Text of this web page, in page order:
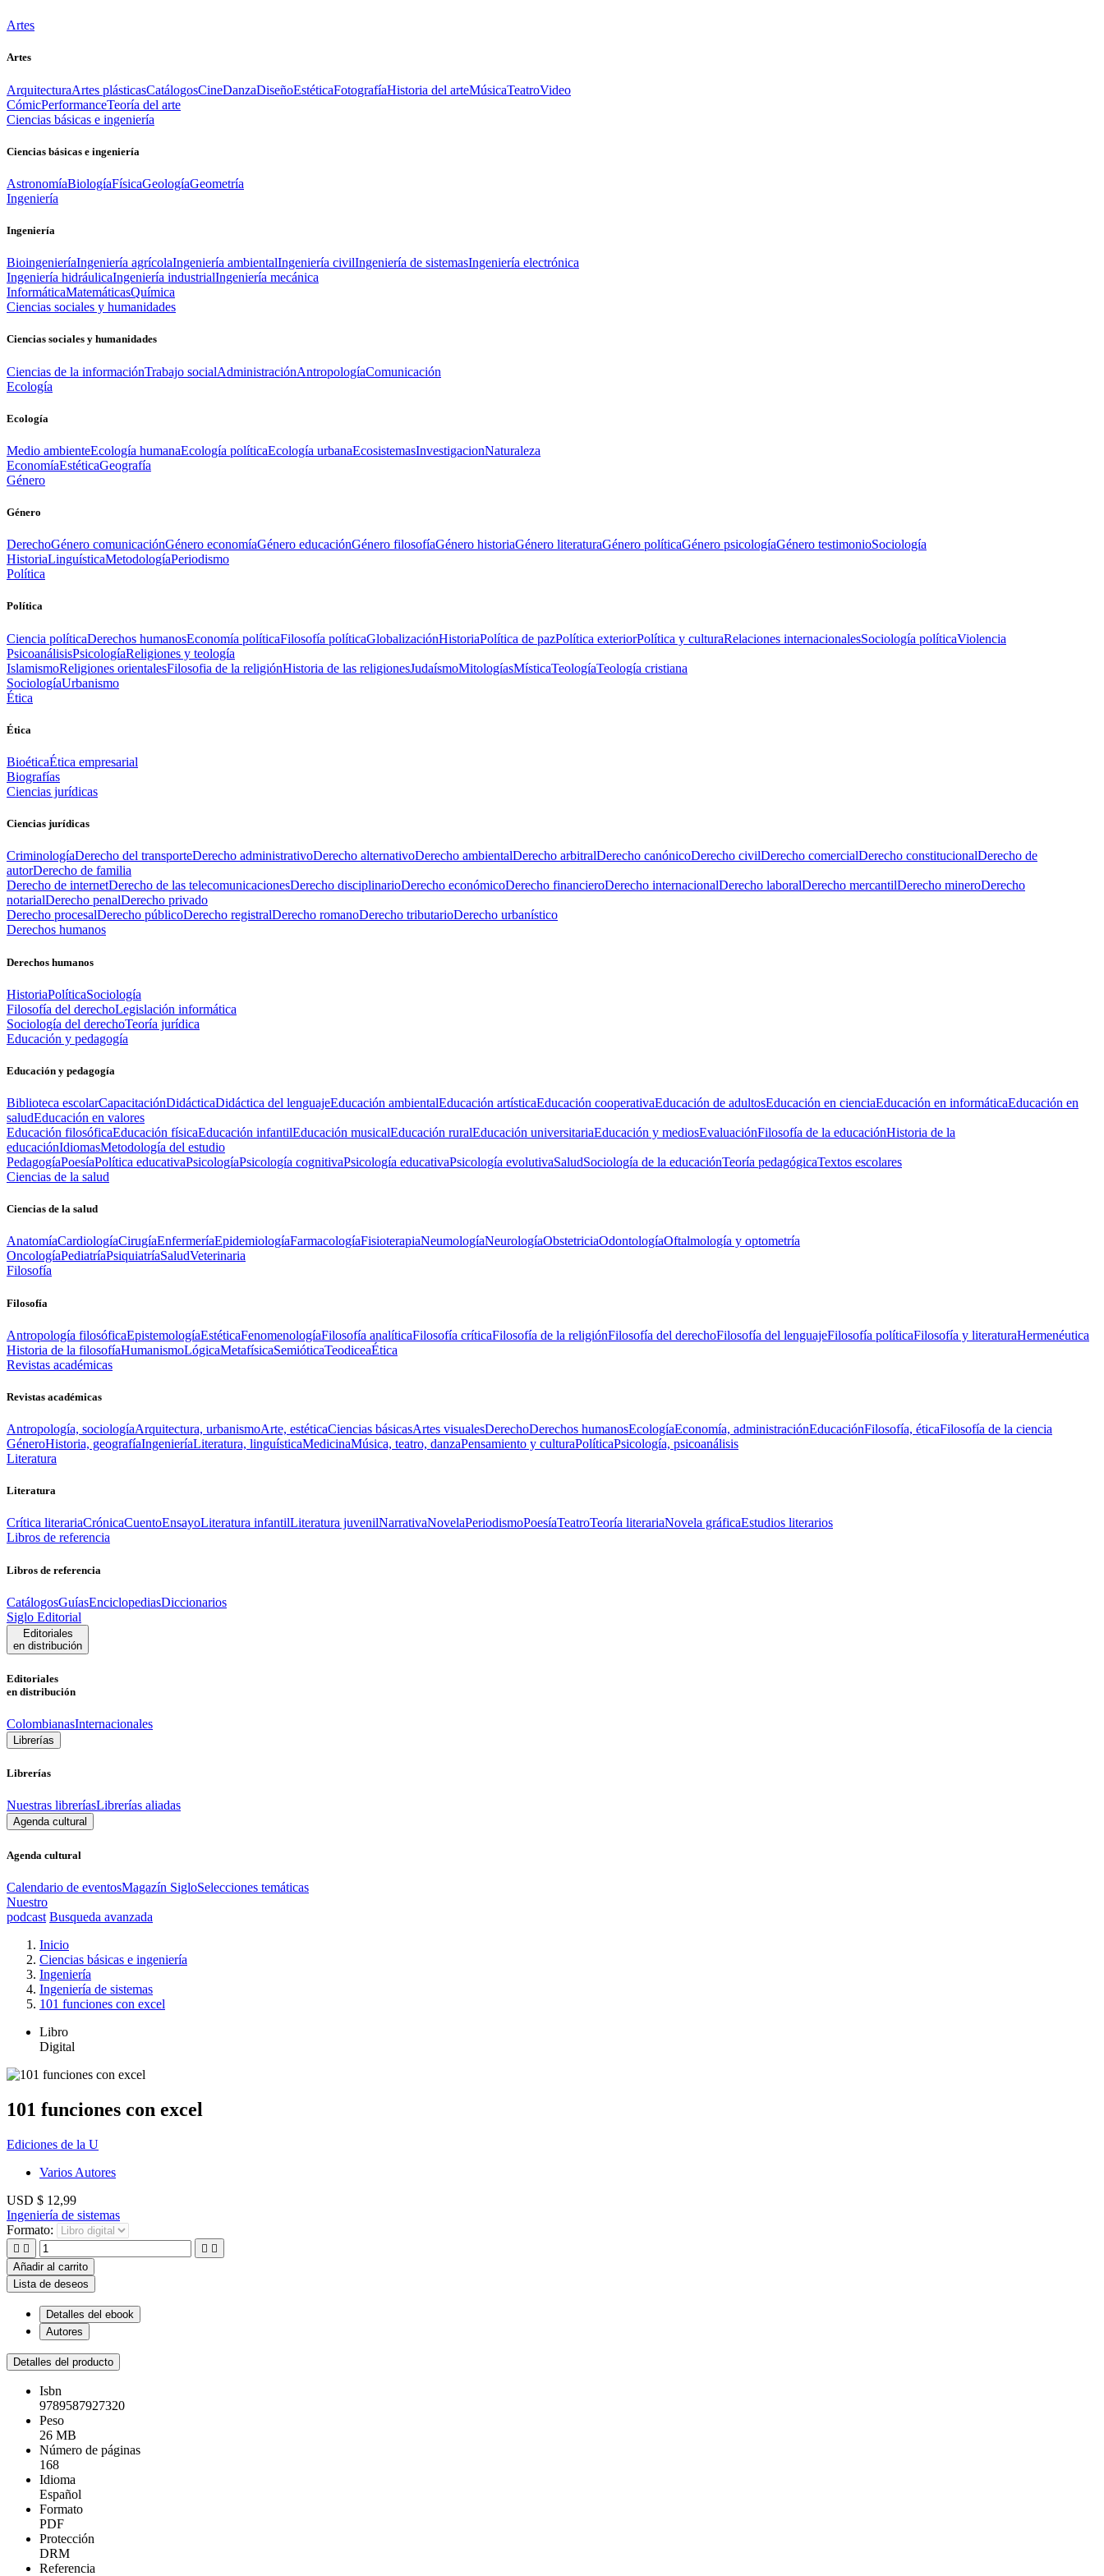
Artes
Artes
ArquitecturaArtes plásticasCatálogosCineDanzaDiseñoEstéticaFotografíaHistoria del arteMúsicaTeatroVideo
CómicPerformanceTeoría del arte
Ciencias básicas e ingeniería
Ciencias básicas e ingeniería
AstronomíaBiologíaFísicaGeologíaGeometría
Ingeniería
Ingeniería
BioingenieríaIngeniería agrícolaIngeniería ambientalIngeniería civilIngeniería de sistemasIngeniería electrónica
Ingeniería hidráulicaIngeniería industrialIngeniería mecánica
InformáticaMatemáticasQuímica
Ciencias sociales y humanidades
Ciencias sociales y humanidades
Ciencias de la informaciónTrabajo socialAdministraciónAntropologíaComunicación
Ecología
Ecología
Medio ambienteEcología humanaEcología políticaEcología urbanaEcosistemasInvestigacionNaturaleza
EconomíaEstéticaGeografía
Género
Género
DerechoGénero comunicaciónGénero economíaGénero educaciónGénero filosofíaGénero historiaGénero literaturaGénero políticaGénero psicologíaGénero testimonioSociología
HistoriaLinguísticaMetodologíaPeriodismo
Política
Política
Ciencia políticaDerechos humanosEconomía políticaFilosofía políticaGlobalizaciónHistoriaPolítica de pazPolítica exteriorPolítica y culturaRelaciones internacionalesSociología políticaViolencia
PsicoanálisisPsicologíaReligiones y teología
IslamismoReligiones orientalesFilosofia de la religiónHistoria de las religionesJudaísmoMitologíasMísticaTeologíaTeología cristiana
SociologíaUrbanismo
Ética
Ética
BioéticaÉtica empresarial
Biografías
Ciencias jurídicas
Ciencias jurídicas
CriminologíaDerecho del transporteDerecho administrativoDerecho alternativoDerecho ambientalDerecho arbitralDerecho canónicoDerecho civilDerecho comercialDerecho constitucionalDerecho de
autorDerecho de familia
Derecho de internetDerecho de las telecomunicacionesDerecho disciplinarioDerecho económicoDerecho financieroDerecho internacionalDerecho laboralDerecho mercantilDerecho mineroDerecho
notarialDerecho penalDerecho privado
Derecho procesalDerecho públicoDerecho registralDerecho romanoDerecho tributarioDerecho urbanístico
Derechos humanos
Derechos humanos
HistoriaPolíticaSociología
Filosofía del derechoLegislación informática
Sociología del derechoTeoría jurídica
Educación y pedagogía
Educación y pedagogía
Biblioteca escolarCapacitaciónDidácticaDidáctica del lenguajeEducación ambientalEducación artísticaEducación cooperativaEducación de adultosEducación en cienciaEducación en informáticaEducación en
saludEducación en valores
Educación filosóficaEducación físicaEducación infantilEducación musicalEducación ruralEducación universitariaEducación y mediosEvaluaciónFilosofía de la educaciónHistoria de la
educaciónIdiomasMetodología del estudio
PedagogíaPoesíaPolítica educativaPsicologíaPsicología cognitivaPsicología educativaPsicología evolutivaSaludSociología de la educaciónTeoría pedagógicaTextos escolares
Ciencias de la salud
Ciencias de la salud
AnatomíaCardiologíaCirugíaEnfermeríaEpidemiologíaFarmacologíaFisioterapiaNeumologíaNeurologíaObstetriciaOdontologíaOftalmología y optometría
OncologíaPediatríaPsiquiatríaSaludVeterinaria
Filosofía
Filosofía
Antropología filosóficaEpistemologíaEstéticaFenomenologíaFilosofía analíticaFilosofía críticaFilosofía de la religiónFilosofía del derechoFilosofía del lenguajeFilosofía políticaFilosofía y literaturaHermenéutica
Historia de la filosofíaHumanismoLógicaMetafísicaSemióticaTeodiceaÉtica
Revistas académicas
Revistas académicas
Antropología, sociologíaArquitectura, urbanismoArte, estéticaCiencias básicasArtes visualesDerechoDerechos humanosEcologíaEconomía, administraciónEducaciónFilosofía, éticaFilosofía de la ciencia
GéneroHistoria, geografíaIngenieríaLiteratura, linguísticaMedicinaMúsica, teatro, danzaPensamiento y culturaPolíticaPsicología, psicoanálisis
Literatura
Literatura
Crítica literariaCrónicaCuentoEnsayoLiteratura infantilLiteratura juvenilNarrativaNovelaPeriodismoPoesíaTeatroTeoría literariaNovela gráficaEstudios literarios
Libros de referencia
Libros de referencia
CatálogosGuíasEnciclopediasDiccionarios
Siglo Editorial
Editoriales
en distribución
Editoriales
en distribución
ColombianasInternacionales
Librerías
Librerías
Nuestras libreríasLibrerías aliadas
Agenda cultural
Agenda cultural
Calendario de eventosMagazín SigloSelecciones temáticas
Nuestro
podcast Busqueda avanzada
Inicio
Ciencias básicas e ingeniería
Ingeniería
Ingeniería de sistemas
101 funciones con excel
Libro
Digital
101 funciones con excel
Ediciones de la U
Varios Autores
USD $ 12,99
Ingeniería de sistemas
Formato:
   
Añadir al carrito
Lista de deseos
Detalles del ebook
Autores
Detalles del producto
Isbn
9789587927320
Peso
26 MB
Número de páginas
168
Idioma
Español
Formato
PDF
Protección
DRM
Referencia